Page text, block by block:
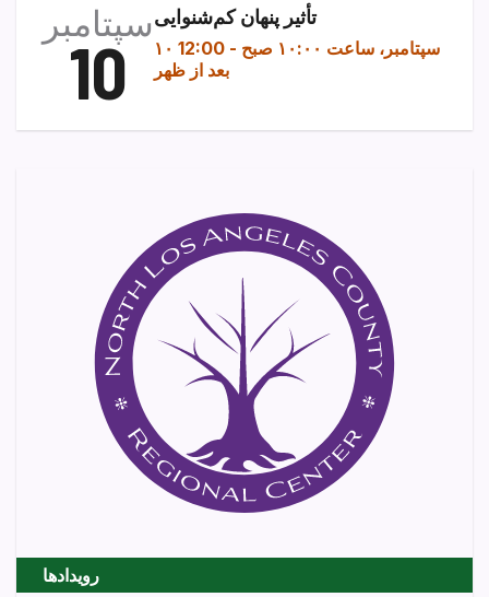
سپتامبر
10
تأثیر پنهان کم‌شنوایی
۱۰ سپتامبر، ساعت ۱۰:۰۰ صبح -
12:00
بعد از ظهر
رویدادها